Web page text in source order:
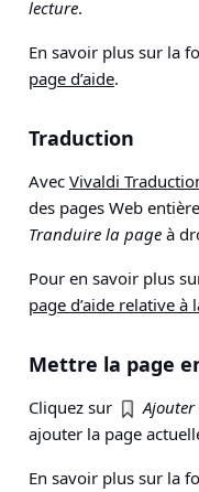
lecture.
En savoir plus sur la
page d’aide.
Traduction
Avec Vivaldi
des pages Web
Tranduire la page à
Pour en savoir plus
page d’aide relative à
Mettre la page
Cliquez sur
ajouter la page
En savoir plus sur la